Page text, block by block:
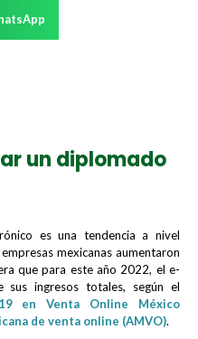
un diplomado
es una tendencia a nivel
mexicanas aumentaron
que para este año 2022, el e-
sus ingresos totales, según el
en Venta Online México
de venta online (AMVO).